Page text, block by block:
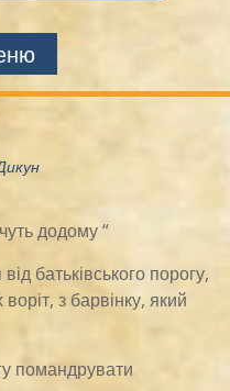
додому “
батьківського порогу,
з барвінку, який
помандрувати